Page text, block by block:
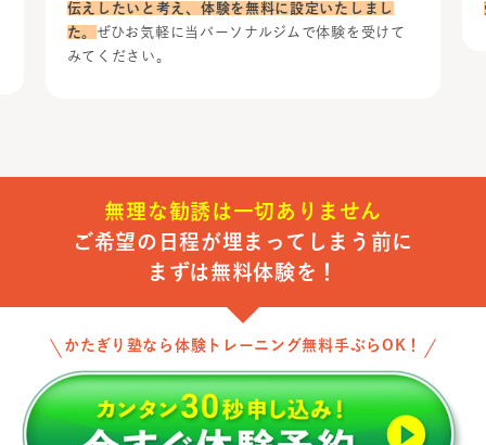
伝えしたいと考え、体験を無料に設定いたしまし
た。 ぜひお気軽に当パーソナルジムで体験を受けて
みてください。
無理な勧誘は一切ありません
ご希望の日程が埋まってしまう前に
まずは無料体験を！
かたぎり塾なら体験トレーニング無料手ぶらOK！